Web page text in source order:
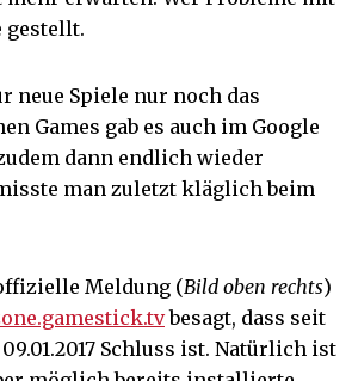
gestellt.
neue Spiele nur noch das
Games gab es auch im Google
dann endlich wieder
man zuletzt kläglich beim
Meldung (Bild oben rechts)
besagt, dass seit
Schluss ist. Natürlich ist